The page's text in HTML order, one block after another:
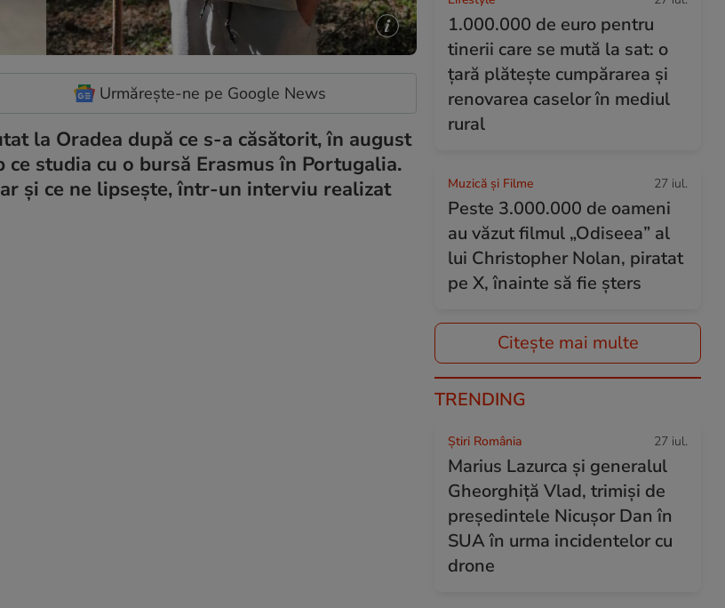
Urmărește-ne pe Google News
la Oradea după ce s-a căsătorit, în august
studia cu o bursă Erasmus în Portugalia.
și ce ne lipsește, într-un interviu realizat
1.000.000 de euro pentru
tinerii care se mută la sat: o
țară plătește cumpărarea și
renovarea caselor în mediul
rural
Muzică și Filme 27 iul.
Peste 3.000.000 de oameni
au văzut filmul „Odiseea” al
lui Christopher Nolan, piratat
pe X, înainte să fie șters
Citește mai multe
TRENDING
Știri România 27 iul.
Marius Lazurca și generalul
Gheorghiță Vlad, trimiși de
președintele Nicușor Dan în
SUA în urma incidentelor cu
drone